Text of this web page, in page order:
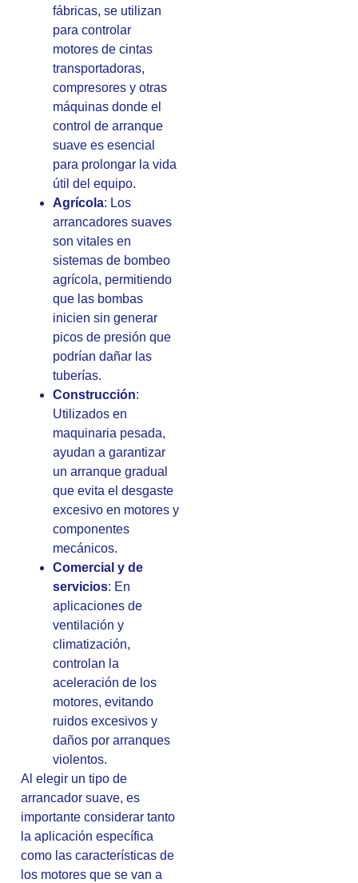
fábricas, se utilizan
para controlar
motores de cintas
transportadoras,
compresores y otras
máquinas donde el
control de arranque
suave es esencial
para prolongar la vida
útil del equipo.
Agrícola: Los
arrancadores suaves
son vitales en
sistemas de bombeo
agrícola, permitiendo
que las bombas
inicien sin generar
picos de presión que
podrían dañar las
tuberías.
Construcción:
Utilizados en
maquinaria pesada,
ayudan a garantizar
un arranque gradual
que evita el desgaste
excesivo en motores y
componentes
mecánicos.
Comercial y de
servicios: En
aplicaciones de
ventilación y
climatización,
controlan la
aceleración de los
motores, evitando
ruidos excesivos y
daños por arranques
violentos.
Al elegir un tipo de
arrancador suave, es
importante considerar tanto
la aplicación específica
como las características de
los motores que se van a